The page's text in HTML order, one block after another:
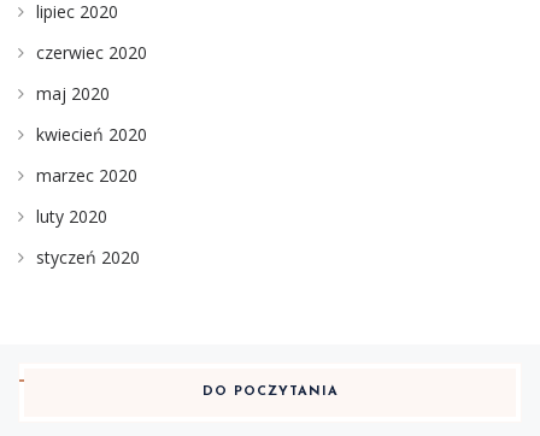
lipiec 2020
czerwiec 2020
maj 2020
kwiecień 2020
marzec 2020
luty 2020
styczeń 2020
DO POCZYTANIA